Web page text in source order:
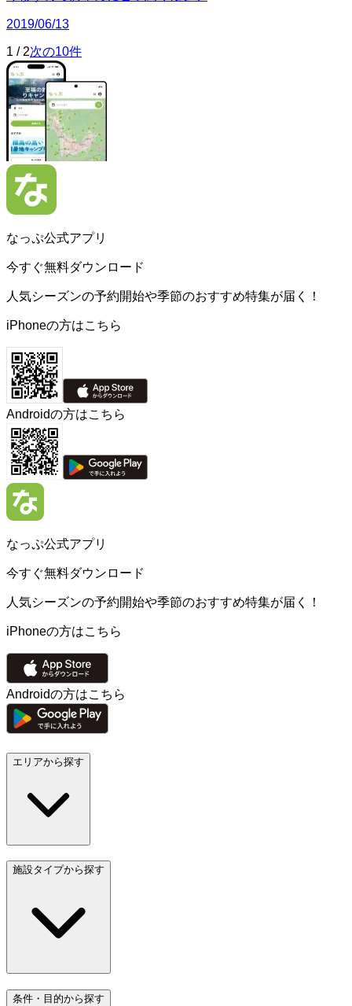
2019/06/13
1 / 2次の10件
なっぷ公式アプリ
今すぐ無料ダウンロード
人気シーズンの予約開始や季節のおすすめ特集が届く！
iPhoneの方はこちら
Androidの方はこちら
なっぷ公式アプリ
今すぐ無料ダウンロード
人気シーズンの予約開始や季節のおすすめ特集が届く！
iPhoneの方はこちら
Androidの方はこちら
エリアから探す
施設タイプから探す
条件・目的から探す